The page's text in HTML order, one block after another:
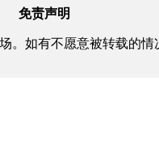
免责声明
。如有不愿意被转载的情